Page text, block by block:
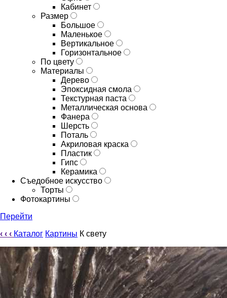
Кабинет
Размер
Большое
Маленькое
Вертикальное
Горизонтальное
По цвету
Материалы
Дерево
Эпоксидная смола
Текстурная паста
Металлическая основа
Фанера
Шерсть
Поталь
Акриловая краска
Пластик
Гипс
Керамика
Съедобное искусство
Торты
Фотокартины
Перейти
‹ ‹ ‹ Каталог Картины К свету